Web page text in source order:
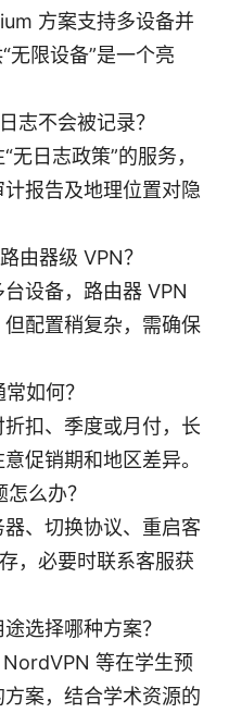
方案支持多设备并
限设备”是一个亮
志不会被记录？
无日志政策”的服务，
报告及地理位置对隐
由器级 VPN？
设备，路由器 VPN
配置稍复杂，需确保
如何？
扣、季度或月付，长
促销期和地区差异。
么办？
、切换协议、重启客
，必要时联系客服获
选择哪种方案？
等在学生预
案，结合学术资源的